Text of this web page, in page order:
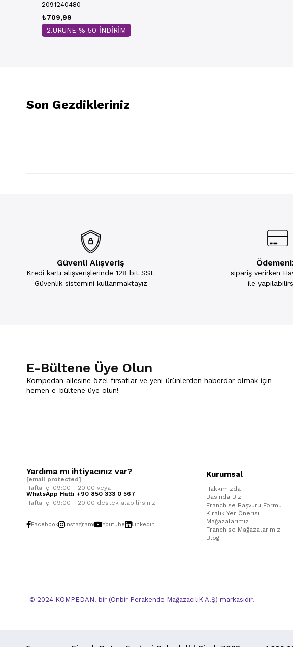
2091240480
₺709,99
2.ÜRÜNE % 50 İNDİRİM
Son Gezdikleriniz
Güvenli Alışveriş
Kredi kartı alışverişlerinde 128 bit SSL
Güvenlik sistemini kullanmaktayız
sipariş verirken
ile
E-Bültene Üye Olun
Kompedan ailesine özel fırsatlar ve yeni ürünlerden haberdar olmak için
hemen e-bültene üye olun!
Yardıma mı ihtiyacınız var?
[email protected]
Hafta içi 09:00 - 20:00 veya
WhatsApp Hattı +90 850 333 0 567
Hafta içi 09:00 - 20:00 destek alabilirsiniz
Facebook Instagram Youtube Linkedin
Kurumsal
Hakkımızda
Basında Biz
Franchise Başvuru Formu
Kiralık Yer Önerisi
Mağazalarımız
Franchise Mağazalarımız
Blog
© 2024 KOMPEDAN. bir (Onbir Perakende MağazacılıK A.Ş) markasıdır.